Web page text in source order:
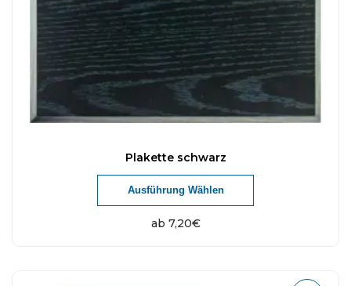
Plakette schwarz
ab 7,20€
Ausführung Wählen